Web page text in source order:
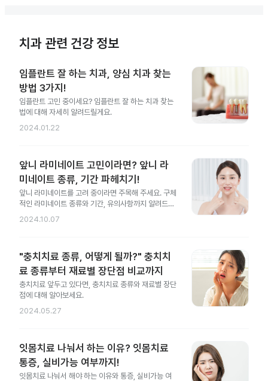
치과 관련 건강 정보
임플란트 잘 하는 치과, 양심 치과 찾는
방법 3가지!
임플란트 고민 중이세요? 임플란트 잘 하는 치과 찾는
법에 대해 자세히 알려드릴게요.
2024.01.22
앞니 라미네이트 고민이라면? 앞니 라
미네이트 종류, 기간 파헤치기!
앞니 라미네이트를 고려 중이라면 주목해 주세요. 구체
적인 라미네이트 종류와 기간, 유의사항까지 알려드릴
게요.
2024.10.07
"충치치료 종류, 어떻게 될까?" 충치치
료 종류부터 재료별 장단점 비교까지
충치치료 앞두고 있다면, 충치치료 종류와 재료별 장단
점에 대해 알아보세요.
2024.05.27
잇몸치료 나눠서 하는 이유? 잇몸치료
통증, 실비가능 여부까지!
잇몸치료 나눠서 해야 하는 이유와 통증, 실비가능 여